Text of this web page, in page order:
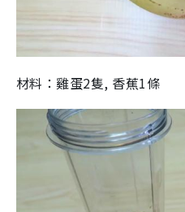
材料：雞蛋2隻, 香蕉1條